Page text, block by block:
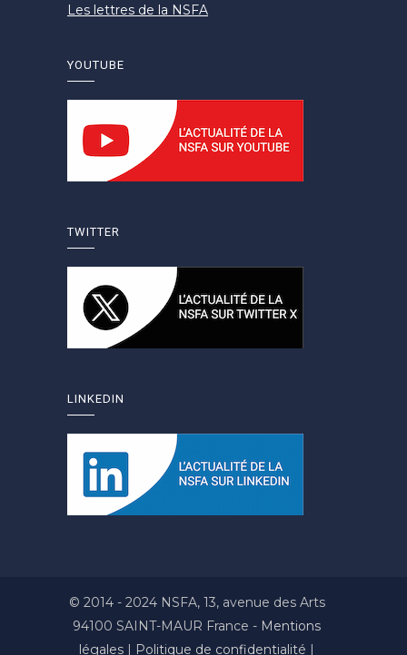
Les lettres de la NSFA
YOUTUBE
TWITTER
LINKEDIN
© 2014 - 2024 NSFA, 13, avenue des Arts
94100 SAINT-MAUR France - Mentions
légales | Politique de confidentialité |